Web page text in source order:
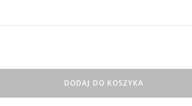
DODAJ DO KOSZYKA